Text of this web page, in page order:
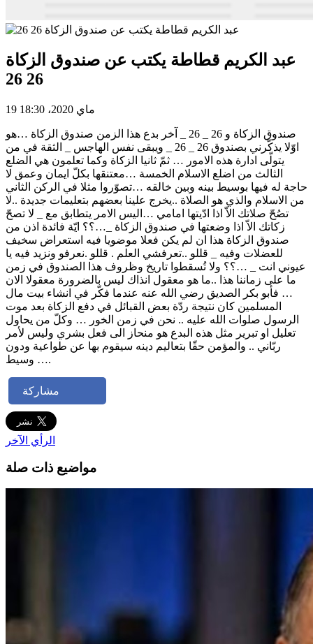
عبد الكريم قطاطة يكتب عن صندوق الزكاة
26 26
19 ماي 2020، 18:30
صندوق الزكاة و 26 _ 26 _ آخر بدع هذا الزمن صندوق الزكاة …هو
اوّلا يذكّرني بصندوق 26 _ 26 _ ويبقى نفس الهاجس _ الثقة في من
يتولّى ادارة هذه الامور … ثمّ ثانيا الزكاة وكما تعلمون هي الضلع
الثالث من اضلع الاسلام الخمسة …معتنقها بكلّ ايمان وعمق لا
حاجة له فيها بوسيط بينه وبين خالقه …تصوّروا مثلا في الركن الثاني
من الاسلام والذي هو الصلاة ..يخرج علينا بعضهم بتعليمات جديدة ..لا
تصُحّ صلاتك الاّ اذا ادّيتها امامي …اليس الامر يتطابق مع _ لا تصحّ
زكاتك الاّ اذا وضعتها في صندوق الزكاة _…؟؟ ايّة فائدة اذن من
صندوق الزكاة هذا ان لم يكن فعلا موضويا فيه استعراض سخيف
للعضلات وفيه _ قللو ..تعرفشي العلم . قللو .نعرفو ونزيد فيه يا
عيوني انت _ …؟؟ ولا تُسقطوا تاريخ وظروف هذا الصندوق في زمن
ما على زماننا هذا ..ما هو معقول انذاك ليس بالضرورة معقولا الان
… فأبو بكر الصديق رضي الله عنه عندما فكّر في انشاء بيت مال
المسلمين كان نتيجة ردّة بعض القبائل في دفع الزكاة بعد موت
الرسول صلوات الله عليه .. نحن في زمن الخور … وكلّ من يحاول
تعليل او تبرير مثل هذه البدع هو منحاز الى فعل بشري وليس لأمر
ربّاني .. والمؤمن حقّا بتعاليم دينه سيقوم بها عن طواعية ودون
وسيط ….
مشاركة
الرأي الآخر
مواضيع ذات صلة